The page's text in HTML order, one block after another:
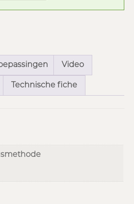
Video
Technische fiche